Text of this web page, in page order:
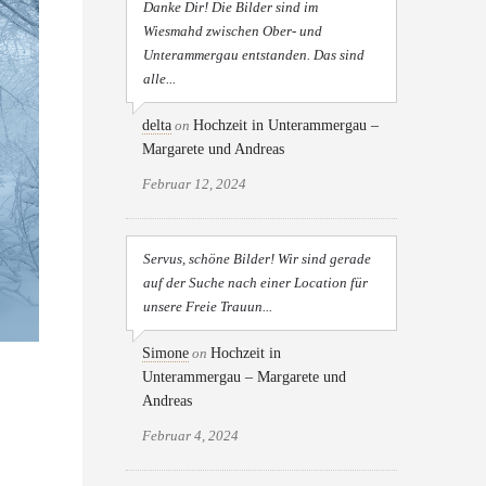
Danke Dir! Die Bilder sind im
Wiesmahd zwischen Ober- und
Unterammergau entstanden. Das sind
alle...
delta on Hochzeit in Unterammergau –
Margarete und Andreas
Februar 12, 2024
Servus, schöne Bilder! Wir sind gerade
auf der Suche nach einer Location für
unsere Freie Trauun...
Simone on Hochzeit in
Unterammergau – Margarete und
Andreas
Februar 4, 2024